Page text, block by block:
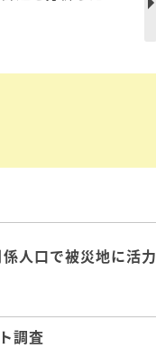
人口で被災地に活力
調査